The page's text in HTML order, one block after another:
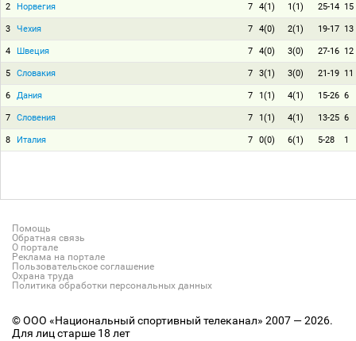
2 Норвегия 7 4(1) 1(1) 25-14 15
3 Чехия 7 4(0) 2(1) 19-17 13
4 Швеция 7 4(0) 3(0) 27-16 12
5 Словакия 7 3(1) 3(0) 21-19 11
6 Дания 7 1(1) 4(1) 15-26 6
7 Словения 7 1(1) 4(1) 13-25 6
8 Италия 7 0(0) 6(1) 5-28 1
Помощь
Обратная связь
О портале
Реклама на портале
Пользовательское соглашение
Охрана труда
Политика обработки персональных данных
© ООО «Национальный спортивный телеканал» 2007 — 2026.
Для лиц старше 18 лет